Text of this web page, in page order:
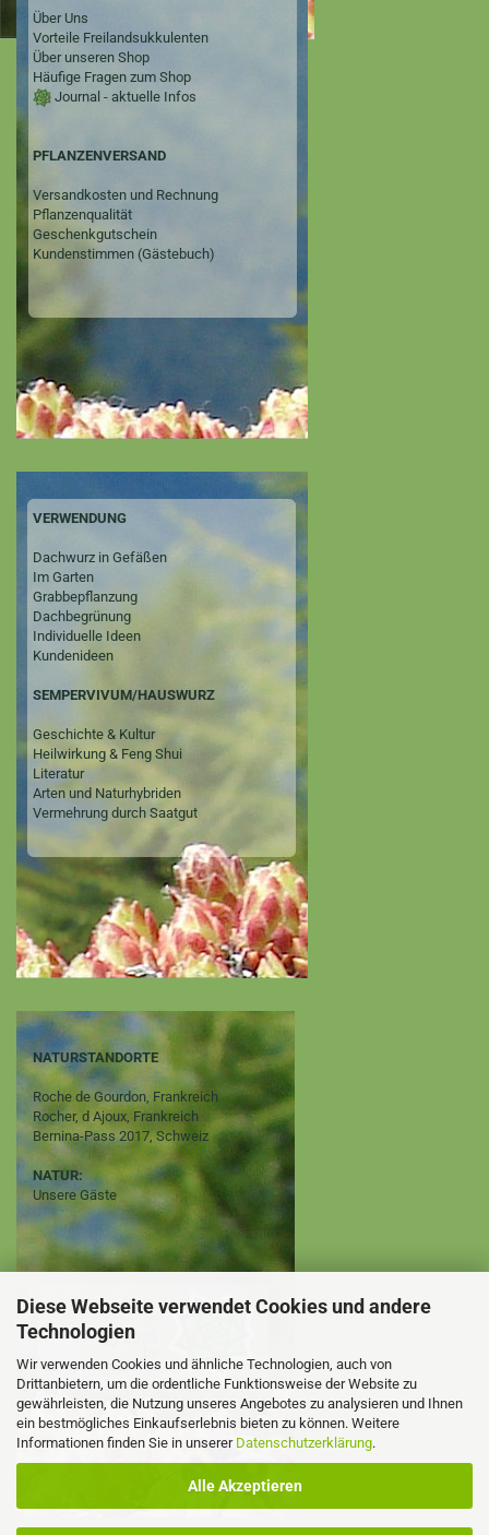
Diese Webseite verwendet Cookies und andere
Technologien
Wir verwenden Cookies und ähnliche Technologien, auch von
Drittanbietern, um die ordentliche Funktionsweise der Website zu
gewährleisten, die Nutzung unseres Angebotes zu analysieren und Ihnen
ein bestmögliches Einkaufserlebnis bieten zu können. Weitere
Informationen finden Sie in unserer Datenschutzerklärung.
Alle Akzeptieren
Über Uns
Vorteile Freilandsukkulenten
Über unseren Shop
Häufige Fragen zum Shop
Journal - aktuelle Infos
PFLANZENVERSAND
Versandkosten und Rechnung
Pflanzenqualität
Geschenkgutschein
Kundenstimmen (Gästebuch)
VERWENDUNG
Dachwurz in Gefäßen
Im Garten
Grabbepflanzung
Dachbegrünung
Individuelle Ideen
Kundenideen
SEMPERVIVUM/HAUSWURZ
Geschichte & Kultur
Heilwirkung & Feng Shui
Literatur
Arten und Naturhybriden
Vermehrung durch Saatgut
NATURSTANDORTE
Roche de Gourdon, Frankreich
Rocher, d Ajoux, Frankreich
Bernina-Pass 2017, Schweiz
NATUR:
Unsere Gäste